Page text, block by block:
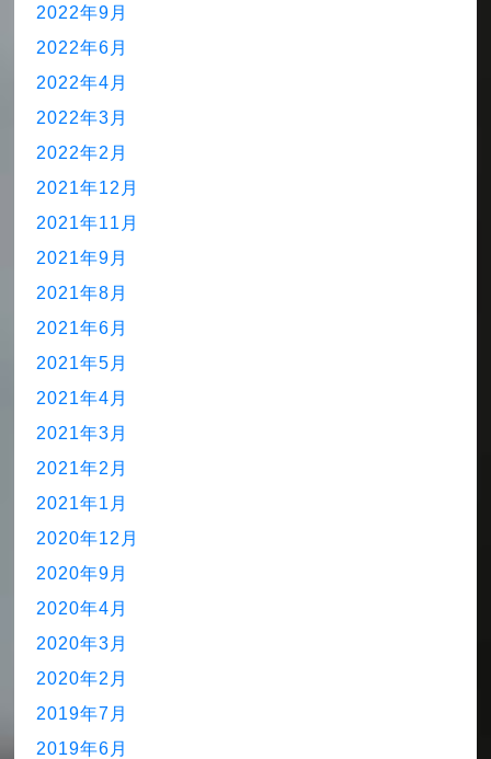
2022年9月
2022年6月
2022年4月
2022年3月
2022年2月
2021年12月
2021年11月
2021年9月
2021年8月
2021年6月
2021年5月
2021年4月
2021年3月
2021年2月
2021年1月
2020年12月
2020年9月
2020年4月
2020年3月
2020年2月
2019年7月
2019年6月